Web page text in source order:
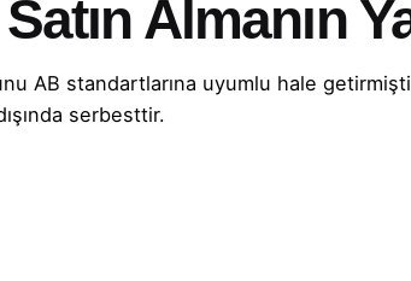
Almanın
AB standartlarına uyumlu hale
serbesttir.